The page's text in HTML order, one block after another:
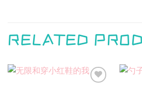
RELATED